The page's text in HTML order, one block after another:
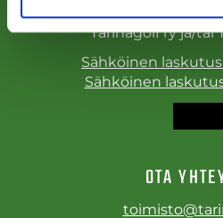
Tarinagolf ry ja/tai
Sähköinen
Sähköinen
OTA